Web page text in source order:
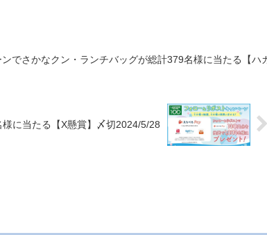
でさかなクン・ランチバッグが総計379名様に当たる【ハ
に当たる【X懸賞】〆切2024/5/28